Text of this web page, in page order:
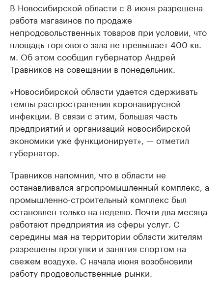
В Новосибирской области с 8 июня разрешена
работа магазинов по продаже
непродовольственных товаров при условии, что
площадь торгового зала не превышает 400 кв.
м. Об этом сообщил губернатор Андрей
Травников на совещании в понедельник.
«Новосибирской области удается сдерживать
темпы распространения коронавирусной
инфекции. В связи с этим, большая часть
предприятий и организаций новосибирской
экономики уже функционирует», — отметил
губернатор.
Травников напомнил, что в области не
останавливался агропромышленный комплекс, а
промышленно-строительный комплекс был
остановлен только на неделю. Почти два месяца
работают предприятия из сферы услуг. С
середины мая на территории области жителям
разрешены прогулки и занятия спортом на
свежем воздухе. С начала июня возобновили
работу продовольственные рынки.